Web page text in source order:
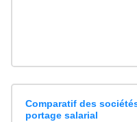
Comparatif des
portage salarial